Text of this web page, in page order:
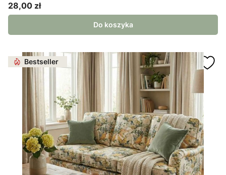
Cena
28,00 zł
Do koszyka
Bestseller